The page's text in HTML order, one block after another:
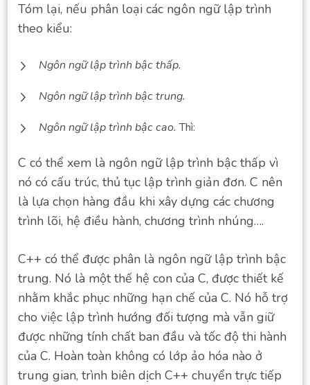
Tóm lại, nếu phân loại các ngôn ngữ lập trình
theo kiểu:
Ngôn ngữ lập trình bậc thấp.
Ngôn ngữ lập trình bậc trung.
Ngôn ngữ lập trình bậc cao. Thì:
C có thể xem là ngôn ngữ lập trình bậc thấp vì
nó có cấu trúc, thủ tục lập trình giản đơn. C nên
là lựa chọn hàng đầu khi xây dựng các chương
trình lõi, hệ điều hành, chương trình nhúng….
C++ có thể được phân là ngôn ngữ lập trình bậc
trung. Nó là một thế hệ con của C, được thiết kế
nhằm khắc phục những hạn chế của C. Nó hỗ trợ
cho việc lập trình hướng đối tượng mà vẫn giữ
được những tính chất ban đầu và tốc độ thi hành
của C. Hoàn toàn không có lớp ảo hóa nào ở
trung gian, trình biên dịch C++ chuyển trực tiếp